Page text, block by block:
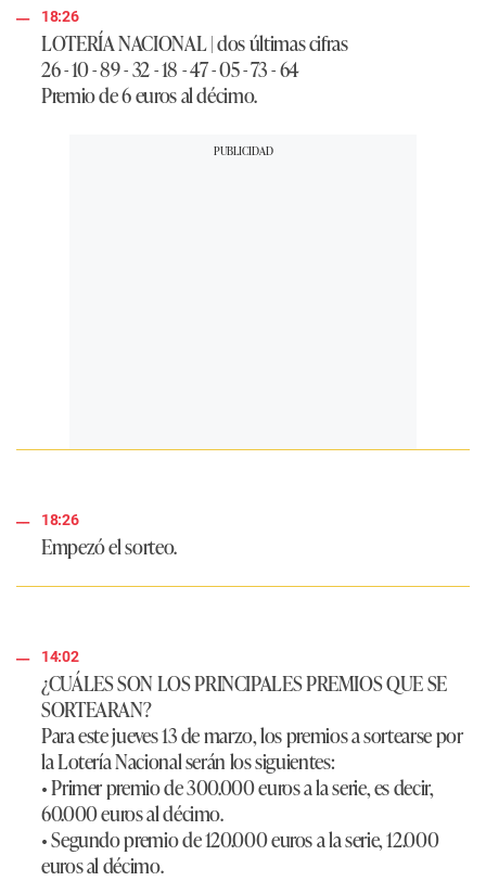
18:26
LOTERÍA NACIONAL | dos últimas cifras
26 - 10 - 89 - 32 - 18 - 47 - 05 - 73 - 64
Premio de 6 euros al décimo.
18:26
Empezó el sorteo.
14:02
¿CUÁLES SON LOS PRINCIPALES PREMIOS QUE SE
SORTEARAN?
Para este jueves 13 de marzo, los premios a sortearse por
la Lotería Nacional serán los siguientes:
• Primer premio de 300.000 euros a la serie, es decir,
60.000 euros al décimo.
• Segundo premio de 120.000 euros a la serie, 12.000
euros al décimo.